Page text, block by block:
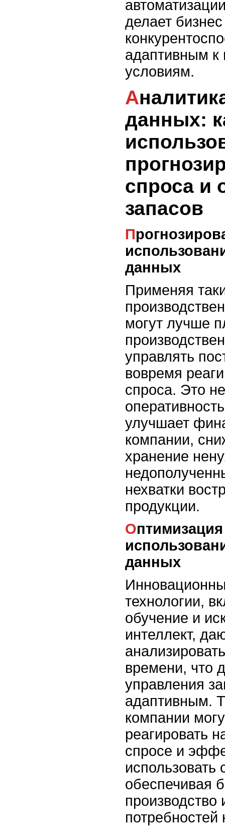
делает
адаптивным
условиям.
Аналитика больших
данных:
спроса и
запасов
Прогнозирование спроса с
данных
Применяя
могут лучше
управлять
вовремя
спроса. Это
улучшает
компании,
хранение
нехватки
продукции.
Оптимизация запасов с
данных
технологии,
обучение и
интеллект,
времени, что
управления
адаптивным.
компании
реагировать
спросе и
использовать
обеспечивая
производство
потребностей